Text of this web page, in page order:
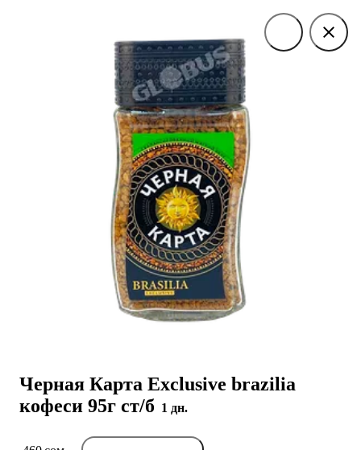
Черная Карта Exclusive brazilia
кофеси 95г ст/б 1 дн.